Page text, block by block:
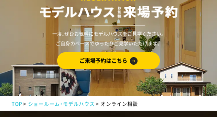
TOP ショールーム・モデルハウス オンライン相談
一度、ぜひお気軽にモデルハウスをご見学ください。
ご自身のペースでゆったりご見学いただけます。
ご来場予約はこちら